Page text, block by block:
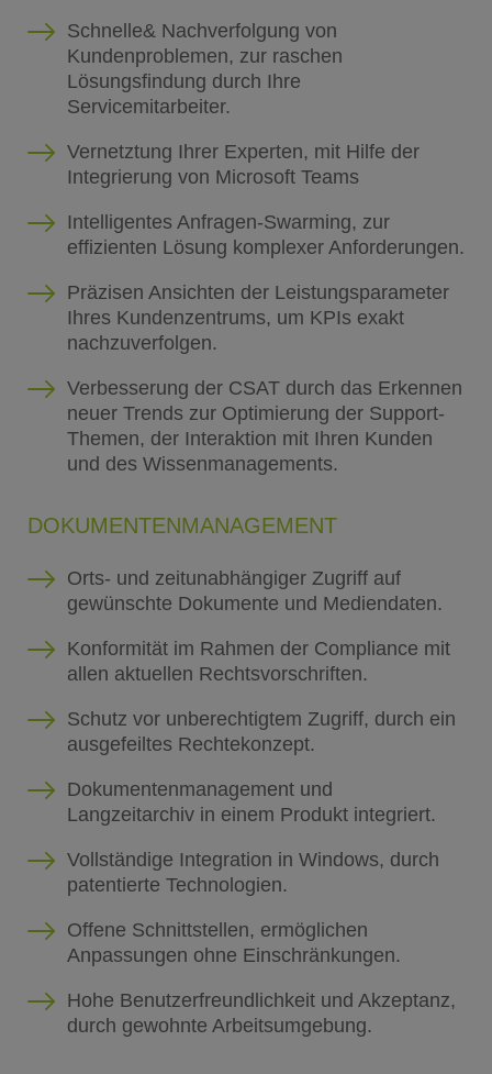
Schnelle& Nachverfolgung von
Kundenproblemen, zur raschen
Lösungsfindung durch Ihre
Servicemitarbeiter.
Vernetztung Ihrer Experten, mit Hilfe der
Integrierung von Microsoft Teams
Intelligentes Anfragen-Swarming, zur
effizienten Lösung komplexer Anforderungen.
Präzisen Ansichten der Leistungsparameter
Ihres Kundenzentrums, um KPIs exakt
nachzuverfolgen.
Verbesserung der CSAT durch das Erkennen
neuer Trends zur Optimierung der Support-
Themen, der Interaktion mit Ihren Kunden
und des Wissenmanagements.
DOKUMENTENMANAGEMENT
Orts- und zeitunabhängiger Zugriff auf
gewünschte Dokumente und Mediendaten.
Konformität im Rahmen der Compliance mit
allen aktuellen Rechtsvorschriften.
Schutz vor unberechtigtem Zugriff, durch ein
ausgefeiltes Rechtekonzept.
Dokumentenmanagement und
Langzeitarchiv in einem Produkt integriert.
Vollständige Integration in Windows, durch
patentierte Technologien.
Offene Schnittstellen, ermöglichen
Anpassungen ohne Einschränkungen.
Hohe Benutzerfreundlichkeit und Akzeptanz,
durch gewohnte Arbeitsumgebung.